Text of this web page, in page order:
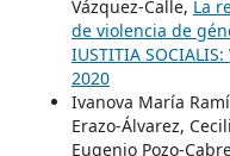
Vázquez-Calle, La
de violencia de
IUSTITIA
2020
Ivanova María
Erazo-Álvarez,
Eugenio Pozo-